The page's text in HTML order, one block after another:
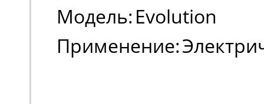
Модель: Evolution
Применение: